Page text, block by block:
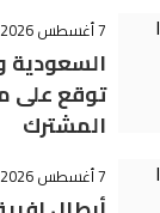
7 أغسطس 2026 - 18:08
السعودية
توقع على
المشترك
7 أغسطس 2026 - 17:49